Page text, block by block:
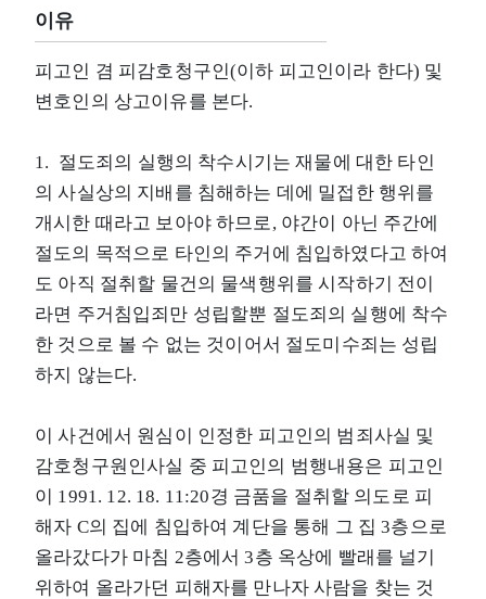
이유
피고인 겸 피감호청구인(이하 피고인이라 한다) 및
변호인의 상고이유를 본다.
1. 절도죄의 실행의 착수시기는 재물에 대한 타인
의 사실상의 지배를 침해하는 데에 밀접한 행위를
개시한 때라고 보아야 하므로, 야간이 아닌 주간에
절도의 목적으로 타인의 주거에 침입하였다고 하여
도 아직 절취할 물건의 물색행위를 시작하기 전이
라면 주거침입죄만 성립할뿐 절도죄의 실행에 착수
한 것으로 볼 수 없는 것이어서 절도미수죄는 성립
하지 않는다.
이 사건에서 원심이 인정한 피고인의 범죄사실 및
감호청구원인사실 중 피고인의 범행내용은 피고인
이 1991. 12. 18. 11:20경 금품을 절취할 의도로 피
해자 C의 집에 침입하여 계단을 통해 그 집 3층으로
올라갔다가 마침 2층에서 3층 옥상에 빨래를 널기
위하여 올라가던 피해자를 만나자 사람을 찾는 것